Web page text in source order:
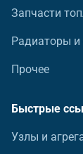
Запчасти
Радиаторы
Прочее
Быстрые
Узлы и